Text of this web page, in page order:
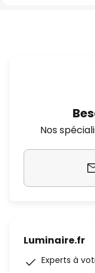
Nos
Luminaire.fr
Experts à